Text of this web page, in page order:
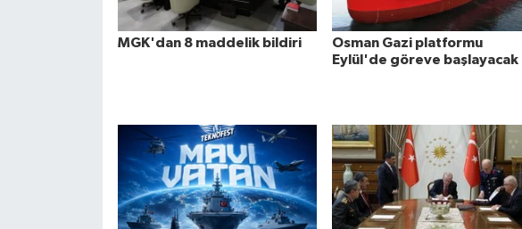
MGK'dan 8 maddelik bildiri
Osman Gazi platformu
Eylül'de göreve başlayacak